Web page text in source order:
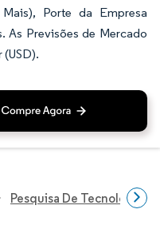
Porte da Empresa
As Previsões de Mercado
(USD).
Pesquisa De Tecnologia,